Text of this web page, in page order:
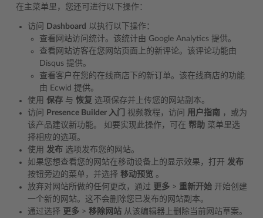
在主菜单里，您还可进行以下操作：
访问 Dashboard 以执行以下操作：
查看网站访问统计。该统计由 Google Analytics 提供。
查看网站访客在您网站页面上的新评论。该评论功能由
Disqus 提供。
查看客户在您的在线商店下的新订单。该在线商店的功能
由 Ecwid 提供。
使用 保存 与 恢复 选项保存并上传您的网站副本。
访问
Presence Builder 入门 视频教程，访问 用户指南 ，或为
该产品建议新功能。 如要实现此操作，可在 帮助 菜单里选
择相应的选项。
使用 发布 选项发布您的网站。
如果您想查看您的网站在移动设备上的显示效果，打开 发布
按钮旁边的菜单，并选择 移动预览 。
放弃对网站所做的任何更改，通过 更多 > 重新开始 开始创建
一个新的网站。这不会删除您已发布的网站副本。
通过选择 更多 > 移除网站 从该编辑器上删除当前网站草案。